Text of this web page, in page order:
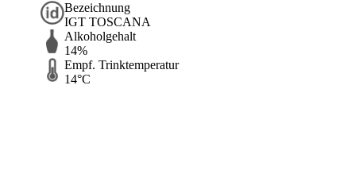
Bezeichnung
IGT TOSCANA
Alkoholgehalt
14%
Empf. Trinktemperatur
14°C